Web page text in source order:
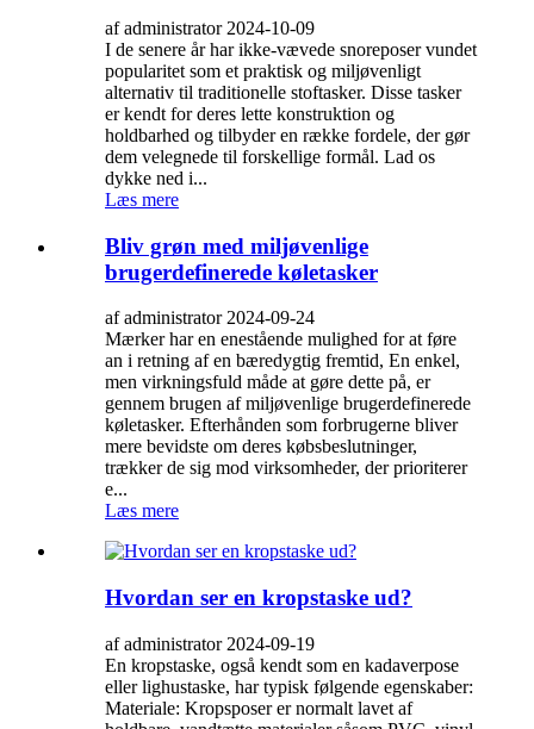
af administrator 2024-10-09
I de senere år har ikke-vævede snoreposer vundet
popularitet som et praktisk og miljøvenligt
alternativ til traditionelle stoftasker. Disse tasker
er kendt for deres lette konstruktion og
holdbarhed og tilbyder en række fordele, der gør
dem velegnede til forskellige formål. Lad os
dykke ned i...
Læs mere
Bliv grøn med miljøvenlige
brugerdefinerede køletasker
af administrator 2024-09-24
Mærker har en enestående mulighed for at føre
an i retning af en bæredygtig fremtid, En enkel,
men virkningsfuld måde at gøre dette på, er
gennem brugen af ​​miljøvenlige brugerdefinerede
køletasker. Efterhånden som forbrugerne bliver
mere bevidste om deres købsbeslutninger,
trækker de sig mod virksomheder, der prioriterer
e...
Læs mere
Hvordan ser en kropstaske ud?
af administrator 2024-09-19
En kropstaske, også kendt som en kadaverpose
eller lighustaske, har typisk følgende egenskaber:
Materiale: Kropsposer er normalt lavet af